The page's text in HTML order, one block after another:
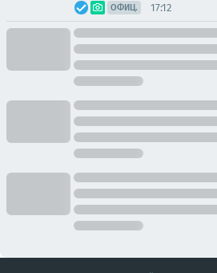
ОФИЦ. 17:12